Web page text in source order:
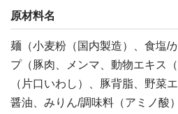
原材料名
麺（小麦粉（国内製造）、食塩/
プ（豚肉、メンマ、動物エキス
（片口いわし）、豚背脂、野菜
醤油、みりん/調味料（アミノ酸